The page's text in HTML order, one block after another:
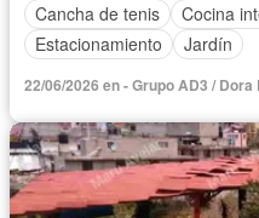
Cancha de tenis
Cocina
Estacionamiento
Jardín
22/06/2026 en - Grupo AD3 /